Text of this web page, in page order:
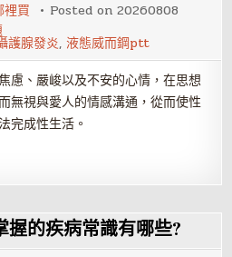
裡買 Posted on20260808
護腺發炎,液態威而鋼ptt
慮、嚴峻以及不安的心情，在思想
無視與愛人的情感溝通，從而使性
完成性生活。
握的疾病常識有哪些?